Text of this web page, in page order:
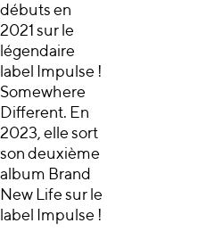
débuts en
2021 sur le
légendaire
label Impulse !
Somewhere
Different. En
2023, elle sort
son deuxième
album Brand
New Life sur le
label Impulse !